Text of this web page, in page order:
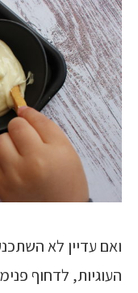
ואם עדיין לא
העוגיות, לדחוף